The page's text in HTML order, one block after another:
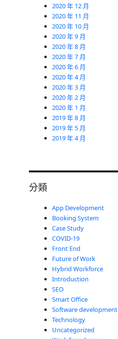
2020 年 12 月
2020 年 11 月
2020 年 10 月
2020 年 9 月
2020 年 8 月
2020 年 7 月
2020 年 6 月
2020 年 4 月
2020 年 3 月
2020 年 2 月
2020 年 1 月
2019 年 8 月
2019 年 5 月
2019 年 4 月
分類
App Development
Booking System
Case Study
COVID-19
Front End
Future of Work
Hybrid Workforce
Introduction
SEO
Smart Office
Software development
Technology
Uncategorized